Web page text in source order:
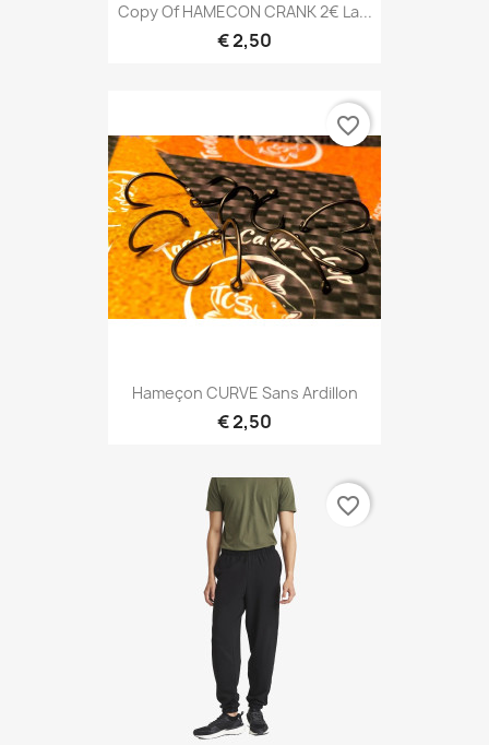
Copy Of HAMECON CRANK 2€ La...
€ 2,50
Hameçon CURVE Sans Ardillon
€ 2,50
favorite_border
favorite_border